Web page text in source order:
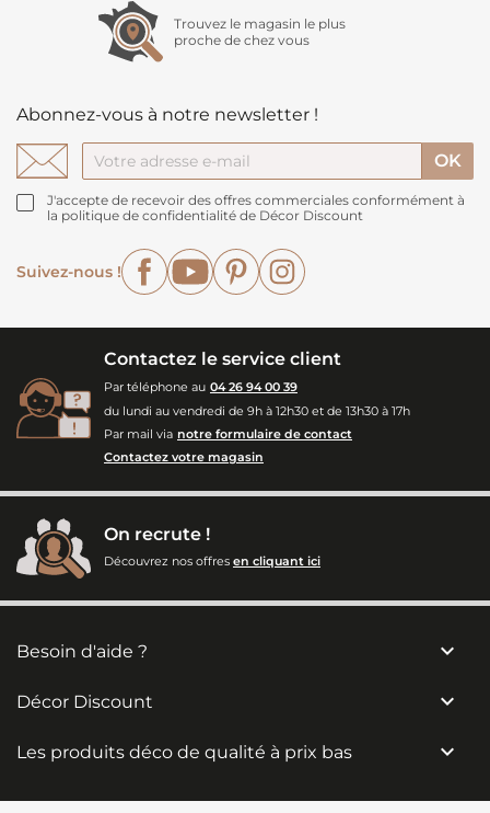
Trouvez le magasin le plus
proche de chez vous
Abonnez-vous à notre newsletter !
J'accepte de recevoir des offres commerciales conformément à
la politique de confidentialité de Décor Discount
Suivez-nous !
FacebookYouTubePinterest
Contactez le service client
Par téléphone au 04 26 94 00 39
du lundi au vendredi de 9h à 12h30 et de 13h30 à 17h
Par mail via notre formulaire de contact
Contactez votre magasin
On recrute !
Découvrez nos offres en cliquant ici
Besoin d'aide ? 
Décor Discount 
Les produits déco de qualité à prix bas 